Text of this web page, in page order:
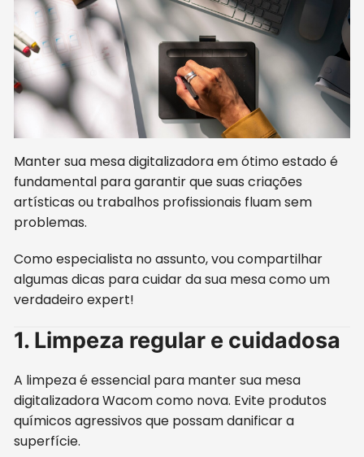
Manter sua mesa digitalizadora em ótimo estado é
fundamental para garantir que suas criações
artísticas ou trabalhos profissionais fluam sem
problemas.
Como especialista no assunto, vou compartilhar
algumas dicas para cuidar da sua mesa como um
verdadeiro expert!
1. Limpeza regular e cuidadosa
A limpeza é essencial para manter sua mesa
digitalizadora Wacom como nova. Evite produtos
químicos agressivos que possam danificar a
superfície.